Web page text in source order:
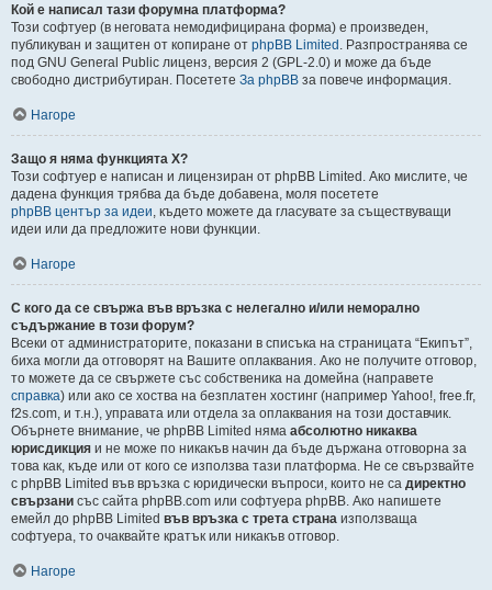
Кой е написал тази форумна платформа?
Този софтуер (в неговата немодифицирана форма) е произведен,
публикуван и защитен от копиране от phpBB Limited . Разпространява се
под GNU General Public лиценз, версия 2 (GPL-2.0) и може да бъде
свободно дистрибутиран. Посетете За phpBB за повече информация.
Нагоре
Защо я няма функцията X?
Този софтуер е написан и лицензиран от phpBB Limited. Ако мислите, че
дадена функция трябва да бъде добавена, моля посетете
phpBB център за идеи , където можете да гласувате за съществуващи
идеи или да предложите нови функции.
Нагоре
С кого да се свържа във връзка с нелегално и/или неморално
съдържание в този форум?
Всеки от администраторите, показани в списъка на страницата “Екипът”,
биха могли да отговорят на Вашите оплаквания. Ако не получите отговор,
то можете да се свържете със собственика на домейна (направете
справка) или ако се хоства на безплатен хостинг (например Yahoo!, free.fr,
f2s.com, и т.н.), управата или отдела за оплаквания на този доставчик.
Обърнете внимание, че phpBB Limited няма абсолютно никаква
юрисдикция и не може по никакъв начин да бъде държана отговорна за
това как, къде или от кого се използва тази платформа. Не се свързвайте
с phpBB Limited във връзка с юридически въпроси, които не са директно
свързани със сайта phpBB.com или софтуера phpBB. Ако напишете
емейл до phpBB Limited във връзка с трета страна използваща
софтуера, то очаквайте кратък или никакъв отговор.
Нагоре